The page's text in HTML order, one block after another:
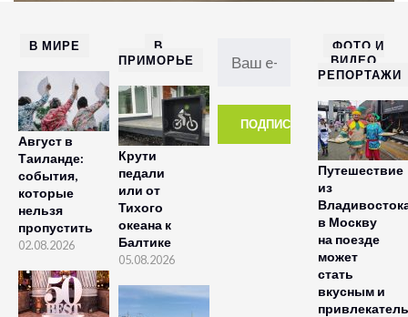
В МИРЕ
Август в
Таиланде:
события,
которые
нельзя
пропустить
02.08.2026
В
ПРИМОРЬЕ
Крути
педали
или от
Тихого
океана к
Балтике
05.08.2026
ФОТО И
ВИДЕО
РЕПОРТАЖИ
Путешествие
из
в Москву
на поезде
может
стать
вкусным и